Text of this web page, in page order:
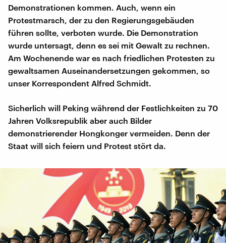
Demonstrationen kommen. Auch, wenn ein
Protestmarsch, der zu den Regierungsgebäuden
führen sollte, verboten wurde. Die Demonstration
wurde untersagt, denn es sei mit Gewalt zu rechnen.
Am Wochenende war es nach friedlichen Protesten zu
gewaltsamen Auseinandersetzungen gekommen, so
unser Korrespondent Alfred Schmidt.
Sicherlich will Peking während der Festlichkeiten zu 70
Jahren Volksrepublik aber auch Bilder
demonstrierender Hongkonger vermeiden. Denn der
Staat will sich feiern und Protest stört da.